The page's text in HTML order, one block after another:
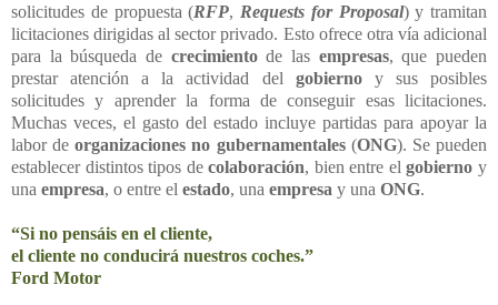
solicitudes de propuesta (RFP, Requests for Proposal) y tramitan
licitaciones dirigidas al sector privado. Esto ofrece otra vía adicional
para la búsqueda de crecimientode las empresas, que pueden
prestar atención a la actividad del gobiernoy sus posibles
solicitudes y aprender la forma de conseguir esas licitaciones.
Muchas veces, el gasto del estado incluye partidas para apoyar la
labor deorganizaciones no gubernamentales(ONG). Se pueden
establecer distintos tipos decolaboración, bien entre elgobierno y
una empresa, o entre el estado, una empresa y una ONG.
“Si no pensáis en el cliente,
el cliente no conducirá nuestros coches.”
Ford Motor